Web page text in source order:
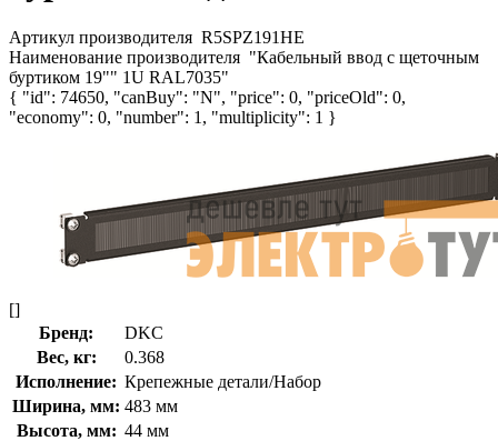
Артикул производителя R5SPZ191HE
Наименование производителя "Кабельный ввод с щеточным
буртиком 19"" 1U RAL7035"
{ "id": 74650, "canBuy": "N", "price": 0, "priceOld": 0,
"economy": 0, "number": 1, "multiplicity": 1 }
[]
Бренд:
DKC
Вес, кг:
0.368
Исполнение: Крепежные детали/Набор
Ширина, мм: 483 мм
Высота, мм: 44 мм